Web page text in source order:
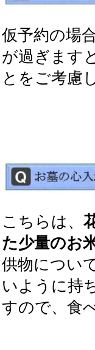
仮予約の場
が過ぎます
とをご考慮
こちらは、
た少量のお
供物につい
いように持
すので、食